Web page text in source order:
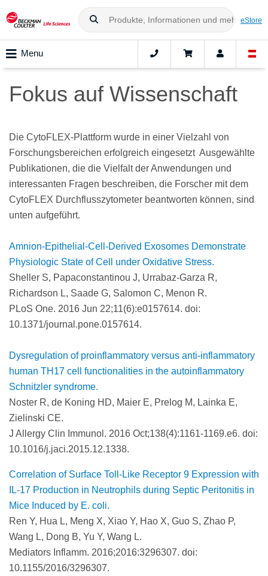
eStore
Menu
Fokus auf Wissenschaft
Die CytoFLEX-Plattform wurde in einer Vielzahl von
Forschungsbereichen erfolgreich eingesetzt Ausgewählte
Publikationen, die die Vielfalt der Anwendungen und
interessanten Fragen beschreiben, die Forscher mit dem
CytoFLEX Durchflusszytometer beantworten können, sind
unten aufgeführt.
Amnion-Epithelial-Cell-Derived Exosomes Demonstrate
Physiologic State of Cell under Oxidative Stress.
Sheller S, Papaconstantinou J, Urrabaz-Garza R,
Richardson L, Saade G, Salomon C, Menon R.
PLoS One. 2016 Jun 22;11(6):e0157614. doi:
10.1371/journal.pone.0157614.
Dysregulation of proinflammatory versus anti-inflammatory
human TH17 cell functionalities in the autoinflammatory
Schnitzler syndrome.
Noster R, de Koning HD, Maier E, Prelog M, Lainka E,
Zielinski CE.
J Allergy Clin Immunol. 2016 Oct;138(4):1161-1169.e6. doi:
10.1016/j.jaci.2015.12.1338.
Correlation of Surface Toll-Like Receptor 9 Expression with
IL-17 Production in Neutrophils during Septic Peritonitis in
Mice Induced by E. coli.
Ren Y, Hua L, Meng X, Xiao Y, Hao X, Guo S, Zhao P,
Wang L, Dong B, Yu Y, Wang L.
Mediators Inflamm. 2016;2016:3296307. doi:
10.1155/2016/3296307.